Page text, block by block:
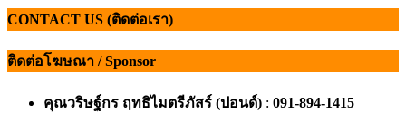
CONTACT US (ติดต่อเรา)
ติดต่อโฆษณา / Sponsor
คุณวริษฐ์กร ฤทธิไมตรีภัสร์ (ปอนด์) : 091-894-1415